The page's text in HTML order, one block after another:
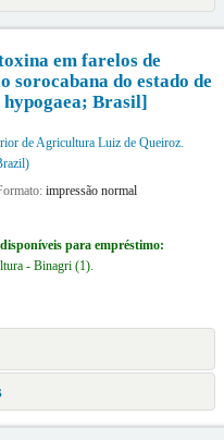
em farelos de
sorocabana do estado de
Brasil]
de Agricultura Luiz de Queiroz.
impressão normal
para empréstimo:
- Binagri(1).